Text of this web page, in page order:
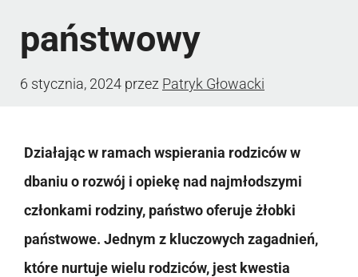
państwowy
6 stycznia, 2024 przez Patryk Głowacki
Działając w ramach wspierania rodziców w
dbaniu o rozwój i opiekę nad najmłodszymi
członkami rodziny, państwo oferuje żłobki
państwowe. Jednym z kluczowych zagadnień,
które nurtuje wielu rodziców, jest kwestia